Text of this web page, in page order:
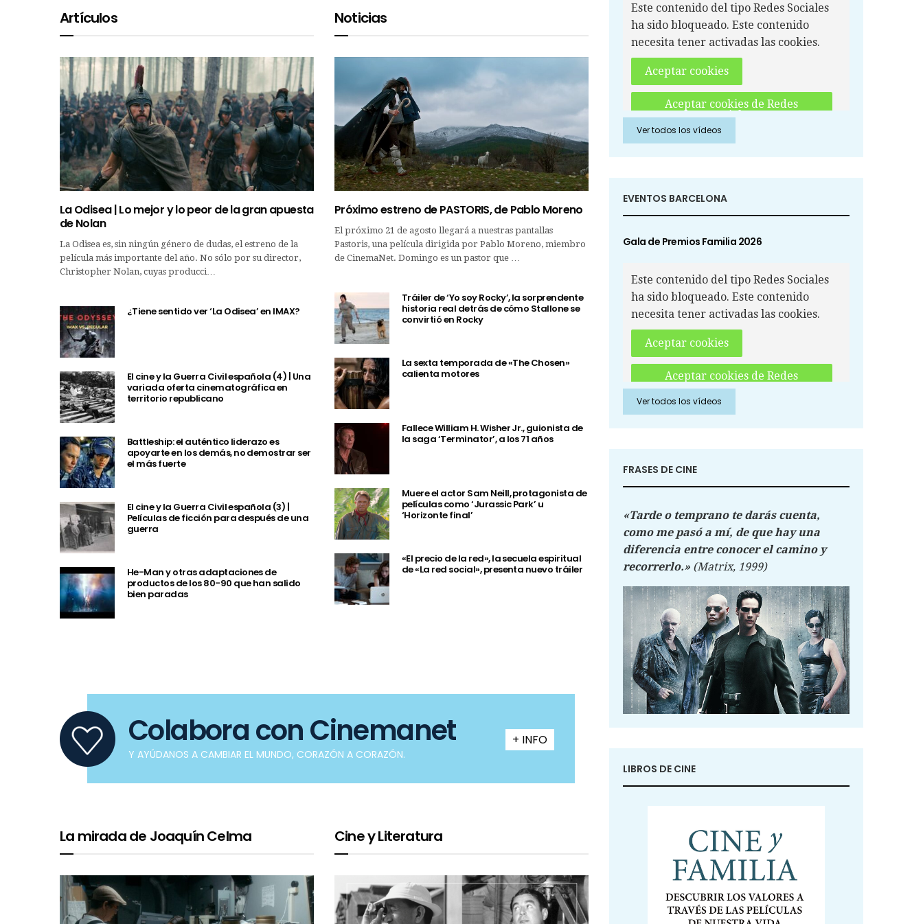
Artículos
La Odisea | Lo mejor y lo peor de la gran apuesta
de Nolan
La Odisea es, sin ningún género de dudas, el estreno de la
película más importante del año. No sólo por su director,
Christopher Nolan, cuyas producci…
¿Tiene sentido ver ‘La Odisea’ en IMAX?
El cine y la Guerra Civil española (4) | Una
variada oferta cinematográfica en
territorio republicano
Battleship: el auténtico liderazo es
apoyarte en los demás, no demostrar ser
el más fuerte
El cine y la Guerra Civil española (3) |
Películas de ficción para después de una
guerra
He-Man y otras adaptaciones de
productos de los 80-90 que han salido
bien paradas
Noticias
Próximo estreno de PASTORIS, de Pablo Moreno
El próximo 21 de agosto llegará a nuestras pantallas
Pastoris, una película dirigida por Pablo Moreno, miembro
de CinemaNet. Domingo es un pastor que …
Tráiler de ‘Yo soy Rocky’, la sorprendente
historia real detrás de cómo Stallone se
convirtió en Rocky
La sexta temporada de «The Chosen»
calienta motores
Fallece William H. Wisher Jr., guionista de
la saga ‘Terminator’, a los 71 años
Muere el actor Sam Neill, protagonista de
películas como ‘Jurassic Park’ u
‘Horizonte final’
«El precio de la red», la secuela espiritual
de «La red social», presenta nuevo tráiler
Colabora con Cinemanet
Y AYÚDANOS A CAMBIAR EL MUNDO, CORAZÓN A CORAZÓN.
+ INFO
La mirada de Joaquín Celma Cine y Literatura
Este contenido del tipo Redes Sociales
ha sido bloqueado. Este contenido
necesita tener activadas las cookies.
Aceptar cookies
Aceptar cookies de Redes
Sociales
Ver todos los vídeos
EVENTOS BARCELONA
Gala de Premios Familia 2026
Este contenido del tipo Redes Sociales
ha sido bloqueado. Este contenido
necesita tener activadas las cookies.
Aceptar cookies
Aceptar cookies de Redes
Sociales
Ver todos los vídeos
FRASES DE CINE
«Tarde o temprano te darás cuenta,
como me pasó a mí, de que hay una
diferencia entre conocer el camino y
recorrerlo.» (Matrix, 1999)
LIBROS DE CINE